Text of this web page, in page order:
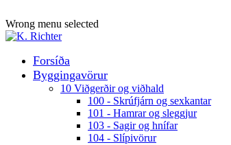
Wrong menu selected
Forsíða
Byggingavörur
10 Viðgerðir og viðhald
100 - Skrúfjárn og sexkantar
101 - Hamrar og sleggjur
103 - Sagir og hnífar
104 - Slípivörur